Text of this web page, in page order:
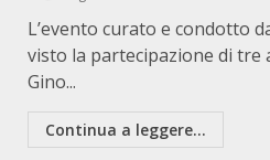
L’evento curato e condotto
visto la partecipazione di tre
Gino...
Continua a leggere...